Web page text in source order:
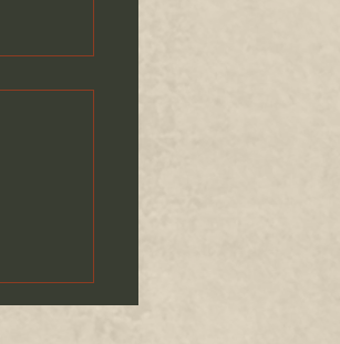
パン